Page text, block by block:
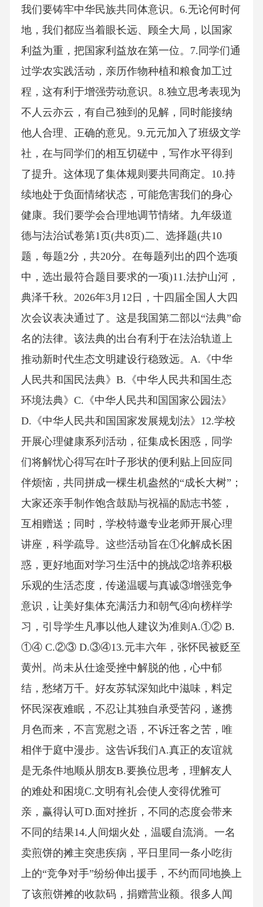
我们要铸牢中华民族共同体意识。6.无论何时何
地，我们都应当着眼长远、顾全大局，以国家
利益为重，把国家利益放在第一位。7.同学们通
过学农实践活动，亲历作物种植和粮食加工过
程，这有利于增强劳动意识。8.独立思考表现为
不人云亦云，有自己独到的见解，同时能接纳
他人合理、正确的意见。9.元元加入了班级文学
社，在与同学们的相互切磋中，写作水平得到
了提升。这体现了集体规则要共同商定。10.持
续地处于负面情绪状态，可能危害我们的身心
健康。我们要学会合理地调节情绪。九年级道
德与法治试卷第1页(共8页)二、选择题(共10
题，每题2分，共20分。在每题列出的四个选项
中，选出最符合题目要求的一项)11.法护山河，
典泽千秋。2026年3月12日，十四届全国人大四
次会议表决通过了。这是我国第二部以“法典”命
名的法律。该法典的出台有利于在法治轨道上
推动新时代生态文明建设行稳致远。A.《中华
人民共和国民法典》B.《中华人民共和国生态
环境法典》C.《中华人民共和国国家公园法》
D.《中华人民共和国国家发展规划法》12.学校
开展心理健康系列活动，征集成长困惑，同学
们将解忧心得写在叶子形状的便利贴上回应同
伴烦恼，共同拼成一棵生机盎然的“成长大树”；
大家还亲手制作饱含鼓励与祝福的励志书签，
互相赠送；同时，学校特邀专业老师开展心理
讲座，科学疏导。这些活动旨在①化解成长困
惑，更好地面对学习生活中的挑战②培养积极
乐观的生活态度，传递温暖与真诚③增强竞争
意识，让美好集体充满活力和朝气④向榜样学
习，引导学生凡事以他人建议为准则A.①② B.
①④ C.②③ D.③④13.元丰六年，张怀民被贬至
黄州。尚未从仕途受挫中解脱的他，心中郁
结，愁绪万千。好友苏轼深知此中滋味，料定
怀民深夜难眠，不忍让其独自承受苦闷，遂携
月色而来，不言宽慰之语，不诉迁客之苦，唯
相伴于庭中漫步。这告诉我们A.真正的友谊就
是无条件地顺从朋友B.要换位思考，理解友人
的难处和困境C.文明有礼会使人变得优雅可
亲，赢得认可D.面对挫折，不同的态度会带来
不同的结果14.人间烟火处，温暖自流淌。一名
卖煎饼的摊主突患疾病，平日里同一条小吃街
上的“竞争对手”纷纷伸出援手，不约而同地换上
了该煎饼摊的收款码，捐赠营业额。很多人闻